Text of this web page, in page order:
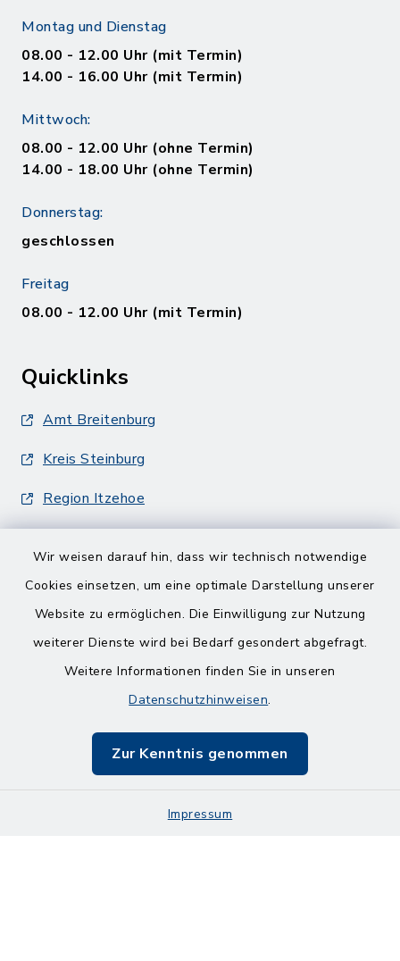
Wir weisen darauf hin, dass wir technisch notwendige
Cookies einsetzen, um eine optimale Darstellung unserer
Website zu ermöglichen. Die Einwilligung zur Nutzung
weiterer Dienste wird bei Bedarf gesondert abgefragt.
Weitere Informationen finden Sie in unseren
Datenschutzhinweisen.
Zur Kenntnis genommen
Impressum
Montag und Dienstag
08.00 - 12.00 Uhr (mit Termin)
14.00 - 16.00 Uhr (mit Termin)
Mittwoch:
08.00 - 12.00 Uhr (ohne Termin)
14.00 - 18.00 Uhr (ohne Termin)
Donnerstag:
geschlossen
Freitag
08.00 - 12.00 Uhr (mit Termin)
Quicklinks
Amt Breitenburg
Kreis Steinburg
Region Itzehoe
Barrierefreiheit
Impressum
Sitemap